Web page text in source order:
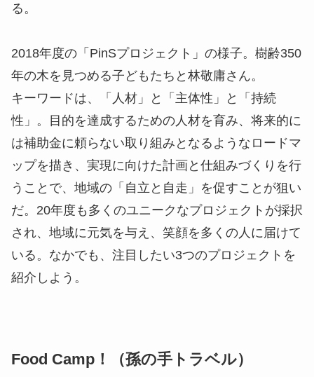
る。
2018年度の「PinSプロジェクト」の様子。樹齢350
年の木を見つめる子どもたちと林敬庸さん。
キーワードは、「人材」と「主体性」と「持続
性」。目的を達成するための人材を育み、将来的に
は補助金に頼らない取り組みとなるようなロードマ
ップを描き、実現に向けた計画と仕組みづくりを行
うことで、地域の「自立と自走」を促すことが狙い
だ。20年度も多くのユニークなプロジェクトが採択
され、地域に元気を与え、笑顔を多くの人に届けて
いる。なかでも、注目したい3つのプロジェクトを
紹介しよう。
Food Camp！（孫の手トラベル）